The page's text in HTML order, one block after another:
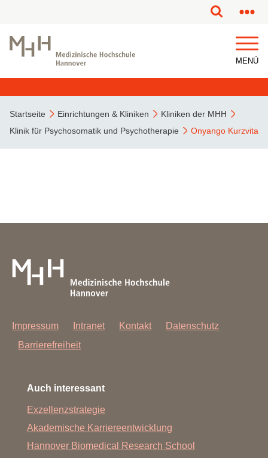
MENÜ
Startseite Einrichtungen & Kliniken
Kliniken der MHH
Klinik für Psychosomatik und Psychotherapie
Onyango Kurzvita
Impressum Intranet Kontakt
Datenschutz
Barrierefreiheit
Auch interessant
Exzellenzstrategie
Akademische Karriereentwicklung
Hannover Biomedical Research School